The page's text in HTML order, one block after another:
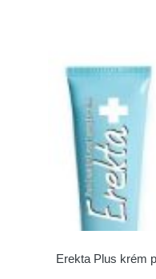
Erekta Plus krém